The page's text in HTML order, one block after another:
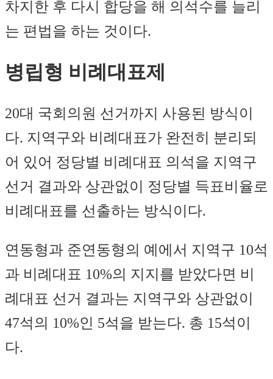
차지한 후 다시 합당을 해 의석수를 늘리
는 편법을 하는 것이다.
병립형 비례대표제
20대 국회의원 선거까지 사용된 방식이
다. 지역구와 비례대표가 완전히 분리되
어 있어 정당별 비례대표 의석을 지역구
선거 결과와 상관없이 정당별 득표비율로
비례대표를 선출하는 방식이다.
연동형과 준연동형의 예에서 지역구 10석
과 비례대표 10%의 지지를 받았다면 비
례대표 선거 결과는 지역구와 상관없이
47석의 10%인 5석을 받는다. 총 15석이
다.